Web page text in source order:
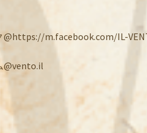
m.facebook.com/IL-
@vento.il